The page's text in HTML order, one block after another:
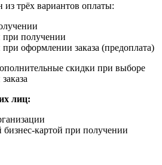
трёх вариантов оплаты:
при получении
при оформлении заказа (предоплата)
скидки при выборе
лиц:
бизнес-картой при получении